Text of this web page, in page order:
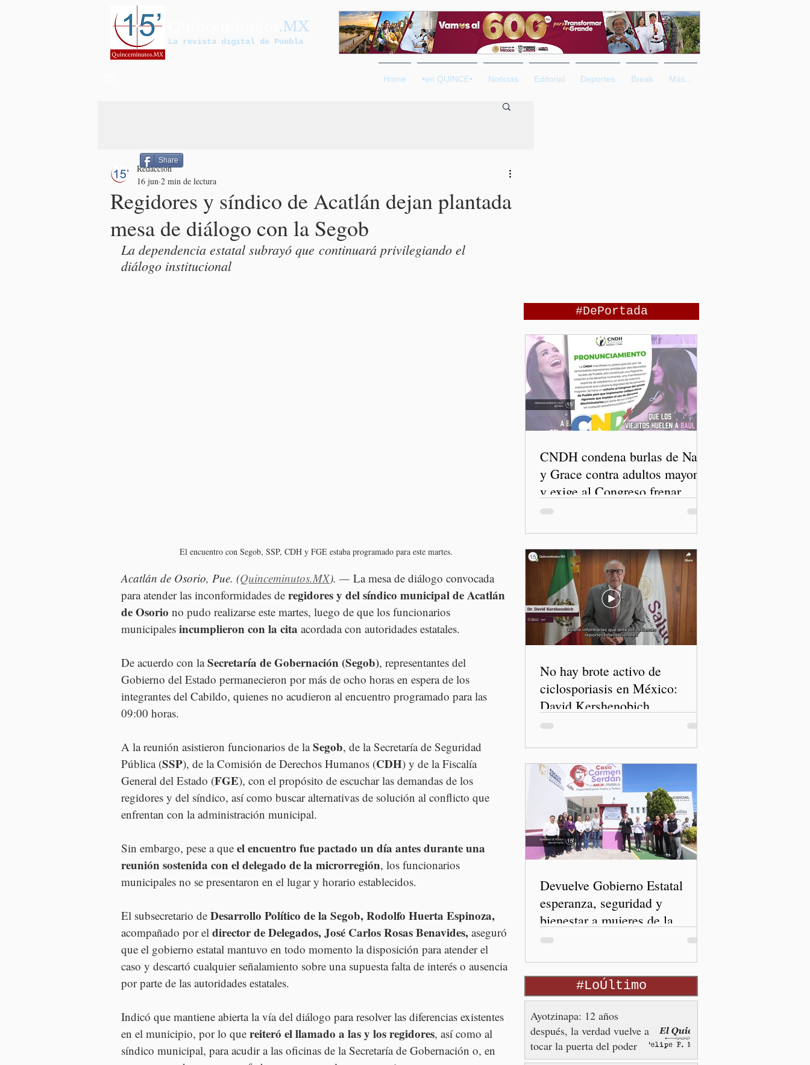
.MX
La revista digital de Puebla
Home •en QUINCE• Noticias Editorial Deportes Break Más...
Regidores y síndico de Acatlán dejan plantada
mesa de diálogo con la Segob
Redacción
16 jun 2 min de lectura
La dependencia estatal subrayó que continuará privilegiando el
diálogo institucional
El encuentro con Segob, SSP, CDH y FGE estaba programado para este martes.
Acatlán de Osorio, Pue. (Quinceminutos.MX). — La mesa de diálogo convocada
para atender las inconformidades de regidores y del síndico municipal de Acatlán
de Osorio no pudo realizarse este martes, luego de que los funcionarios
municipales incumplieron con la cita acordada con autoridades estatales.
De acuerdo con la Secretaría de Gobernación (Segob), representantes del
Gobierno del Estado permanecieron por más de ocho horas en espera de los
integrantes del Cabildo, quienes no acudieron al encuentro programado para las
09:00 horas.
A la reunión asistieron funcionarios de la Segob, de la Secretaría de Seguridad
Pública (SSP), de la Comisión de Derechos Humanos (CDH) y de la Fiscalía
General del Estado (FGE), con el propósito de escuchar las demandas de los
regidores y del síndico, así como buscar alternativas de solución al conflicto que
enfrentan con la administración municipal.
Sin embargo, pese a que el encuentro fue pactado un día antes durante una
reunión sostenida con el delegado de la microrregión, los funcionarios
municipales no se presentaron en el lugar y horario establecidos.
El subsecretario de Desarrollo Político de la Segob, Rodolfo Huerta Espinoza,
acompañado por el director de Delegados, José Carlos Rosas Benavides, aseguró
que el gobierno estatal mantuvo en todo momento la disposición para atender el
caso y descartó cualquier señalamiento sobre una supuesta falta de interés o ausencia
por parte de las autoridades estatales.
Indicó que mantiene abierta la vía del diálogo para resolver las diferencias existentes
en el municipio, por lo que reiteró el llamado a las y los regidores, así como al
síndico municipal, para acudir a las oficinas de la Secretaría de Gobernación o, en
Share
#DePortada
CNDH condena burlas de Nay
y Grace contra adultos mayores
y exige al Congreso frenar
discursos discriminatorios
No hay brote activo de
ciclosporiasis en México:
David Kershenobich
Devuelve Gobierno Estatal
esperanza, seguridad y
bienestar a mujeres de la
periferia urbana
#LoÚltimo
Ayotzinapa: 12 años
después, la verdad vuelve a
tocar la puerta del poder